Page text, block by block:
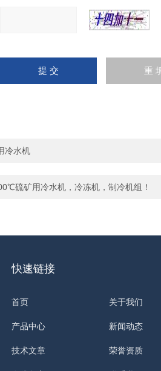
冷水机
硫矿用冷水机，冷冻机，制冷机组！
快速链接
首页 关于我们
产品中心 新闻动态
技术文章 荣誉资质